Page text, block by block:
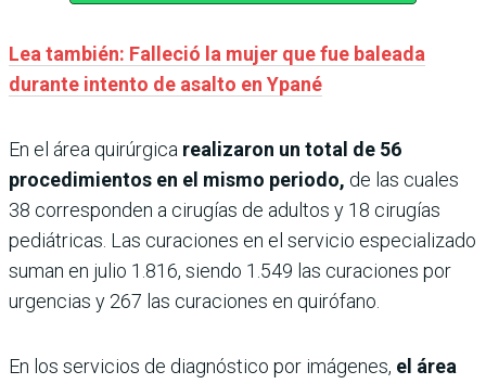
Lea también: Falleció la mujer que fue baleada
durante intento de asalto en Ypané
En el área quirúrgica realizaron un total de 56
procedimientos en el mismo periodo, de las cuales
38 corresponden a cirugías de adultos y 18 cirugías
pediátricas. Las curaciones en el servicio especializado
suman en julio 1.816, siendo 1.549 las curaciones por
urgencias y 267 las curaciones en quirófano.
En los servicios de diagnóstico por imágenes, el área